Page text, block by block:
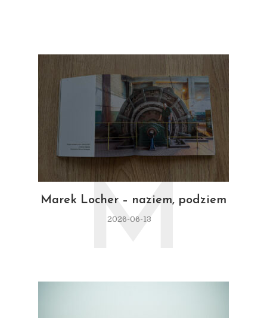
Marek Locher – naziem, podziem
2026-06-13
M